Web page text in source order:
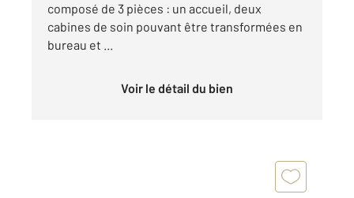
composé de 3 pièces : un accueil, deux
cabines de soin pouvant être transformées en
bureau et ...
Voir le détail du bien